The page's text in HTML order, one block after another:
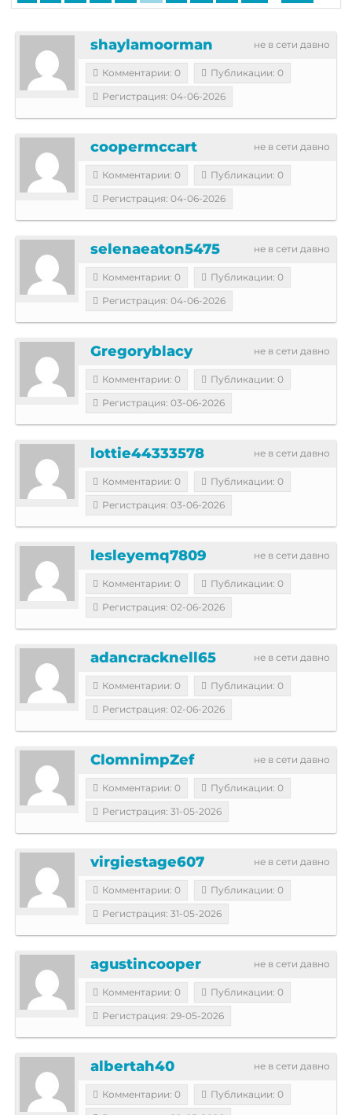
не в сети давно
shaylamoorman
Комментарии: 0
Публикации: 0
Регистрация: 04-06-2026
не в сети давно
coopermccart
Комментарии: 0
Публикации: 0
Регистрация: 04-06-2026
не в сети давно
selenaeaton5475
Комментарии: 0
Публикации: 0
Регистрация: 04-06-2026
не в сети давно
Gregoryblacy
Комментарии: 0
Публикации: 0
Регистрация: 03-06-2026
не в сети давно
lottie44333578
Комментарии: 0
Публикации: 0
Регистрация: 03-06-2026
не в сети давно
lesleyemq7809
Комментарии: 0
Публикации: 0
Регистрация: 02-06-2026
не в сети давно
adancracknell65
Комментарии: 0
Публикации: 0
Регистрация: 02-06-2026
не в сети давно
ClomnimpZef
Комментарии: 0
Публикации: 0
Регистрация: 31-05-2026
не в сети давно
virgiestage607
Комментарии: 0
Публикации: 0
Регистрация: 31-05-2026
не в сети давно
agustincooper
Комментарии: 0
Публикации: 0
Регистрация: 29-05-2026
не в сети давно
albertah40
Комментарии: 0
Публикации: 0